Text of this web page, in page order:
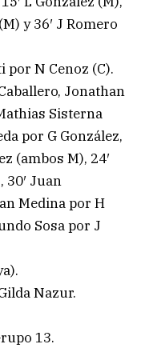
y 36′ J Romero
por N Cenoz (C).
Jonathan
Sisterna
por G González,
(ambos M), 24′
30′ Juan
Medina por H
Sosa por J
Nazur.
13.